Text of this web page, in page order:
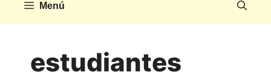
Menú
estudiantes